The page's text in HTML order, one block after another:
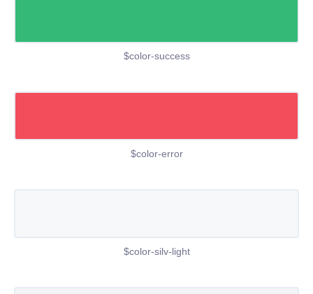
$color-success
$color-error
$color-silv-light